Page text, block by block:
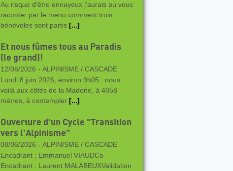
Au risque d'être ennuyeux j'aurais pu vous
raconter par le menu comment trois
bénévoles sont partis [...]
Et nous fûmes tous au Paradis
(le grand)!
12/06/2026 - ALPINISME / CASCADE
Lundi 8 juin 2026, environ 9h05 : nous
voilà aux côtés de la Madone, à 4058
mètres, à contempler [...]
Ouverture d'un Cycle "Transition
vers l'Alpinisme"
08/06/2026 - ALPINISME / CASCADE
Encadrant : Emmanuel VIAUDCo-
Encadrant : Laurent MALABEUXValidation